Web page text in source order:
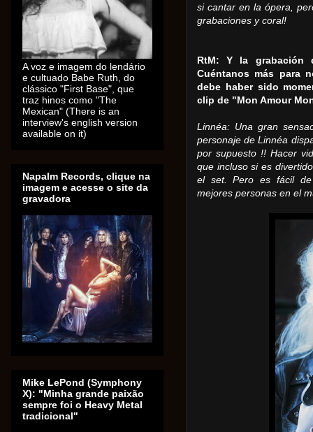
si cantar en la ópera,
grabaciones y coral!
RtM: Y la grabación
Cuéntanos más para
debe haber sido
clip de "Mon Amour
Linnéa: Una gran
personaje de Linnéa
por supuesto !! Hacer
que incluso si es
el set.Pero es fácil
mejores personas en el
A voz e imagem do lendário
e cultuado Babe Ruth, do
clássico "First Base", que
traz hinos como "The
Mexican" (There is an
interview's english version
available on it)
Napalm Records, clique na
imagem e acesse o site da
gravadora
Mike LePond (Symphony
X): "Minha grande paixão
sempre foi o Heavy Metal
tradicional"